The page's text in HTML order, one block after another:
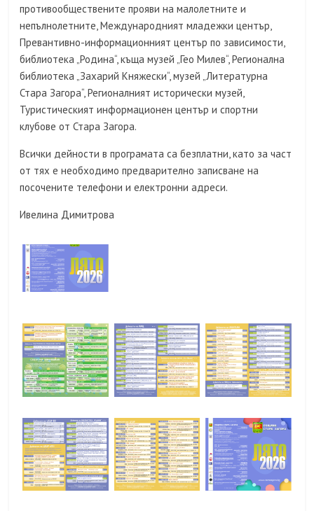
противообществените прояви на малолетните и
непълнолетните, Международният младежки център,
Превантивно-информационният център по зависимости,
библиотека „Родина“, къща музей „Гео Милев“, Регионална
библиотека „Захарий Княжески“, музей „Литературна
Стара Загора“, Регионалният исторически музей,
Туристическият информационен център и спортни
клубове от Стара Загора.
Всички дейности в програмата са безплатни, като за част
от тях е необходимо предварително записване на
посочените телефони и електронни адреси.
Ивелина Димитрова